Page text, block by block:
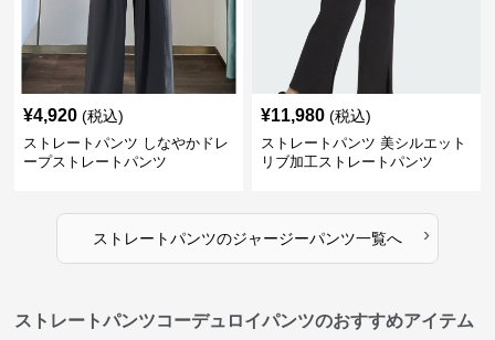
¥4,920 (税込)
ストレートパンツ しなやかドレ
ープストレートパンツ
¥11,980 (税込)
ストレートパンツ 美シルエット
リブ加工ストレートパンツ
ストレートパンツのジャージーパンツ一覧へ ›
ストレートパンツコーデュロイパンツのおすすめアイテム